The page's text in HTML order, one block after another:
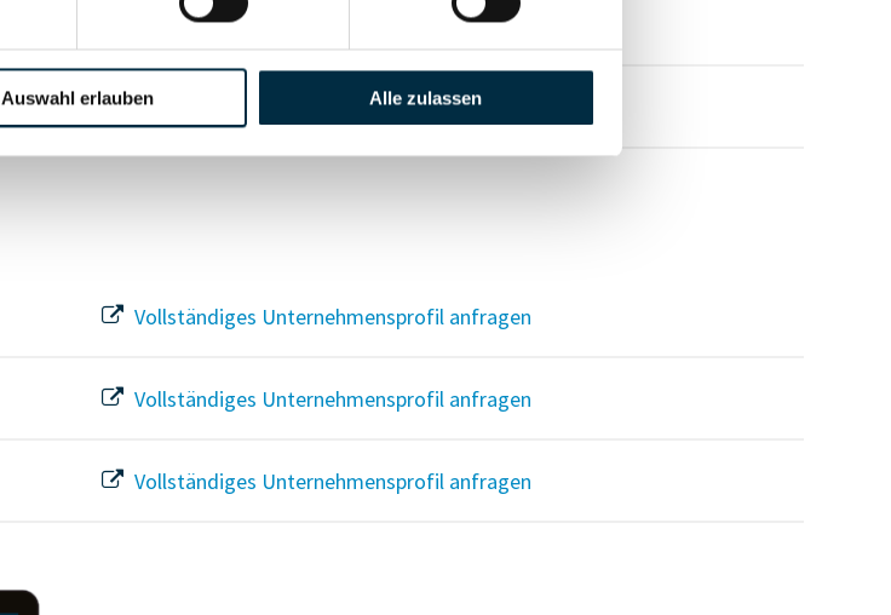
Auswahl erlauben Alle zulassen
Vollständiges Unternehmensprofil anfragen
Vollständiges Unternehmensprofil anfragen
Vollständiges Unternehmensprofil anfragen
Vollständiges Unternehmensprofil anfragen
Vollständiges Unternehmensprofil anfragen